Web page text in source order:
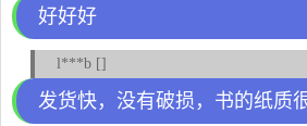
好好好
l***b []
发货快，没有破损，书的纸质